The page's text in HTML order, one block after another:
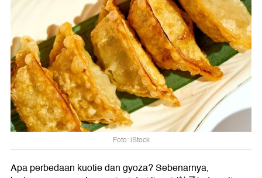
Foto: iStock
Apa perbedaan kuotie dan gyoza? Sebenarnya,